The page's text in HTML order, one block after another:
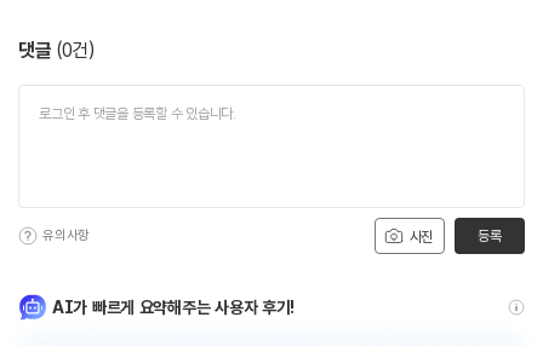
댓글 (0건)
사진
유의사항 등록
AI가 빠르게 요약해주는 사용자 후기!